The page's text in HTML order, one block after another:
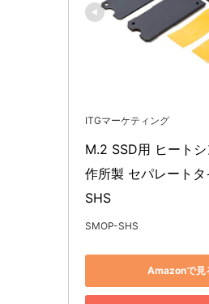
ITGマーケティング
M.2 SSD用 ヒート
作所製 セパレート
SHS
SMOP-SHS
Amazonで見